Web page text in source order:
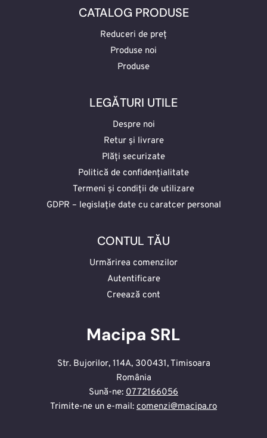
CATALOG PRODUSE
Reduceri de preț
Produse noi
Produse
LEGĂTURI UTILE
Despre noi
Retur și livrare
Plăți securizate
Politică de confidențialitate
Termeni și condiții de utilizare
GDPR – legislație date cu caratcer personal
CONTUL TĂU
Urmărirea comenzilor
Autentificare
Creează cont
Macipa SRL
Str. Bujorilor, 114A, 300431, Timisoara
România
Sună-ne: 0772166056
Trimite-ne un e-mail: comenzi@macipa.ro